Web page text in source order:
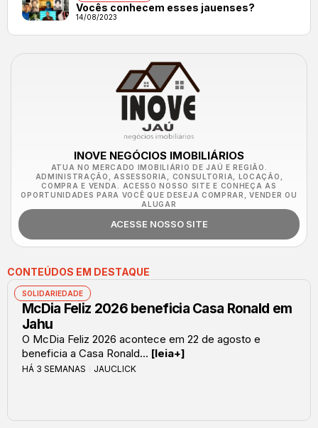
Vocês conhecem esses jauenses?
14/08/2023
INOVE NEGÓCIOS IMOBILIÁRIOS
ATUA NO MERCADO IMOBILIÁRIO DE JAÚ E REGIÃO.
ADMINISTRAÇÃO, ASSESSORIA, CONSULTORIA, LOCAÇÃO,
COMPRA E VENDA. ACESSO NOSSO SITE E CONHEÇA AS
OPORTUNIDADES PARA VOCÊ QUE DESEJA COMPRAR, VENDER OU
ALUGAR
ACESSE NOSSO SITE
CONTEÚDOS EM DESTAQUE
SOLIDARIEDADE
McDia Feliz 2026 beneficia Casa Ronald em
Jahu
O McDia Feliz 2026 acontece em 22 de agosto e
beneficia a Casa Ronald... [leia+]
HÁ 3 SEMANAS JAUCLICK